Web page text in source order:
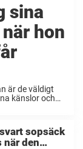
sina
hon
är de väldigt
känslor och
sopsäck
när den